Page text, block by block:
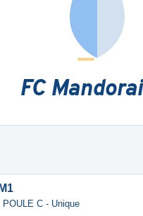
FC
POULE C - Unique